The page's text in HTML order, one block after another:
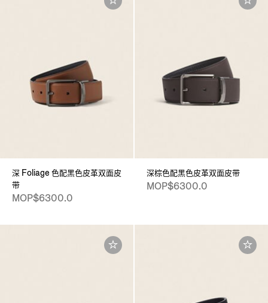
深 Foliage 色配黑色皮革双面皮
带
MOP$6300.0
深棕色配黑色皮革双面皮带
MOP$6300.0